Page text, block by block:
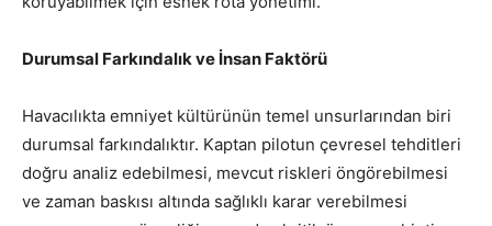
Durumsal Farkındalık ve İnsan Faktörü
Havacılıkta emniyet kültürünün temel unsurlarından biri
durumsal farkındalıktır. Kaptan pilotun çevresel tehditleri
doğru analiz edebilmesi, mevcut riskleri öngörebilmesi
ve zaman baskısı altında sağlıklı karar verebilmesi